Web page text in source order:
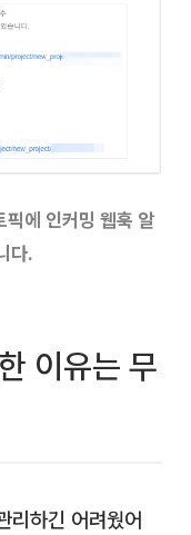
픽에 인커밍 웹훅 알
다.
이유는 무
리하긴 어려웠어